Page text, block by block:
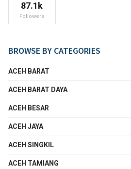
87.1k
Followers
BROWSE BY CATEGORIES
ACEH BARAT
ACEH BARAT DAYA
ACEH BESAR
ACEH JAYA
ACEH SINGKIL
ACEH TAMIANG